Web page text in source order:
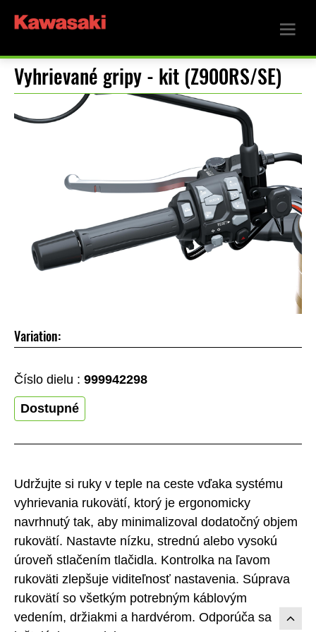
Vyhrievané gripy - kit (Z900RS/SE)
Udržujte si ruky v teple na ceste vďaka systému
vyhrievania rukovätí, ktorý je ergonomicky
navrhnutý tak, aby minimalizoval dodatočný objem
rukovätí. Nastavte nízku, strednú alebo vysokú
úroveň stlačením tlačidla. Kontrolka na ľavom
rukoväti zlepšuje viditeľnosť nastavenia. Súprava
rukovätí so všetkým potrebným káblovým
vedením, držiakmi a hardvérom. Odporúča sa
Variation:
Číslo dielu : 999942298
Dostupné